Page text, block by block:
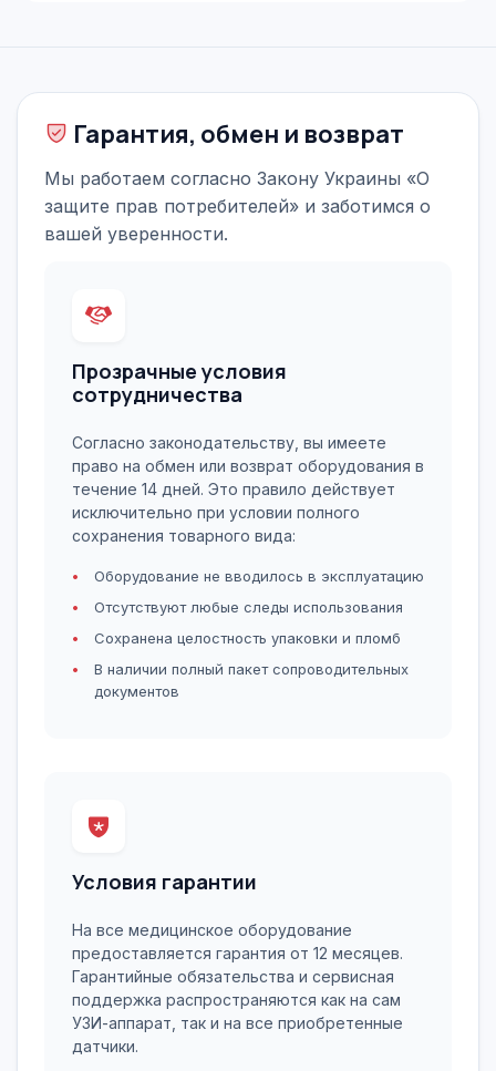
Гарантия, обмен и возврат
Мы работаем согласно Закону Украины «О
защите прав потребителей» и заботимся о
вашей уверенности.
Прозрачные условия
сотрудничества
Согласно законодательству, вы имеете
право на обмен или возврат оборудования в
течение 14 дней. Это правило действует
исключительно при условии полного
сохранения товарного вида:
Оборудование не вводилось в эксплуатацию
Отсутствуют любые следы использования
Сохранена целостность упаковки и пломб
В наличии полный пакет сопроводительных
документов
Условия гарантии
На все медицинское оборудование
предоставляется гарантия от 12 месяцев.
Гарантийные обязательства и сервисная
поддержка распространяются как на сам
УЗИ-аппарат, так и на все приобретенные
датчики.